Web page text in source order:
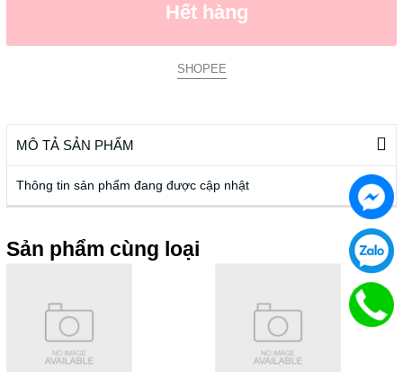
Hết hàng
SHOPEE
MÔ TẢ SẢN PHẨM
Thông tin sản phẩm đang được cập nhật
Sản phẩm cùng loại